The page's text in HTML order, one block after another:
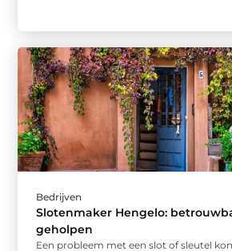
Bedrijven
Slotenmaker Hengelo:
geholpen
Een probleem met een slot of sleutel